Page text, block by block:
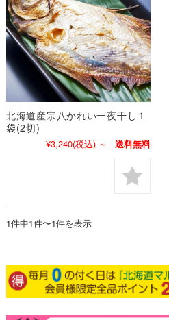
北海道産宗八かれい一夜干し１
袋(2切)
¥3,240(税込) ～ 送料無料
1件中1件〜1件を表示